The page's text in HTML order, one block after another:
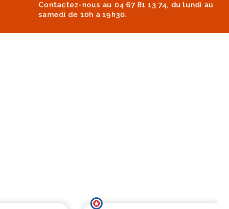
Contactez-nous au 04 67 81 13 74, du lundi au
samedi de 10h à 19h30.